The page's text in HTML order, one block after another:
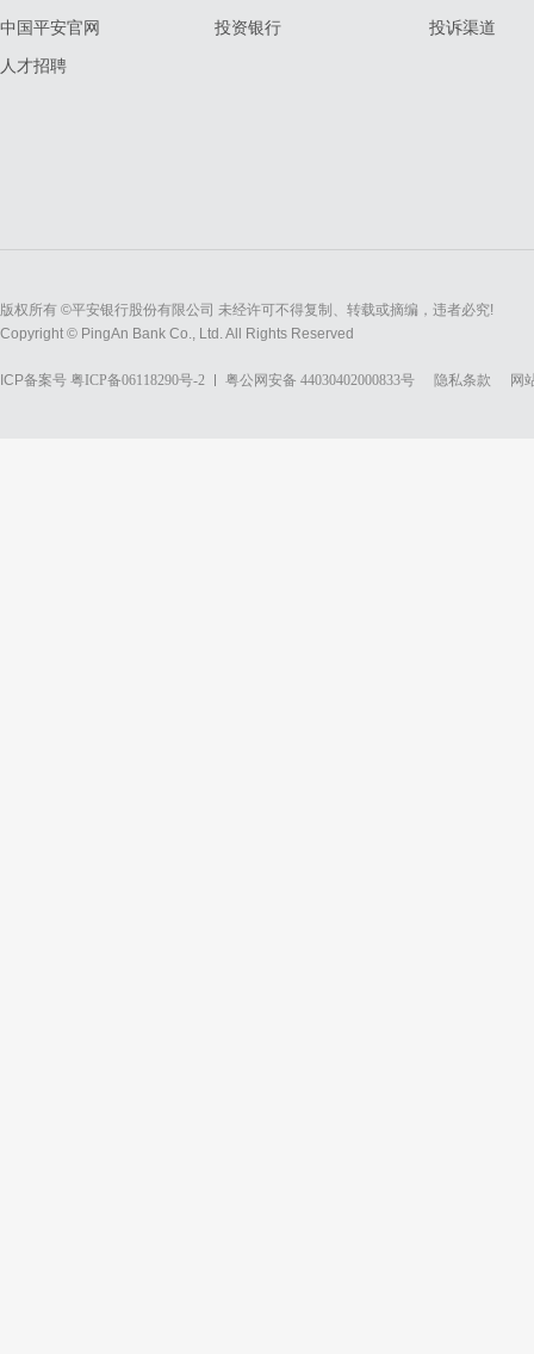
中国平安官网
人才招聘
投资银行 投诉渠道
版权所有 ©平安银行股份有限公司 未经许可不得复制、转载或摘编，违者必究!
Copyright © PingAn Bank Co., Ltd. All Rights Reserved
ICP备案号 粤ICP备06118290号-2 粤公网安备 44030402000833号 隐私条款 网